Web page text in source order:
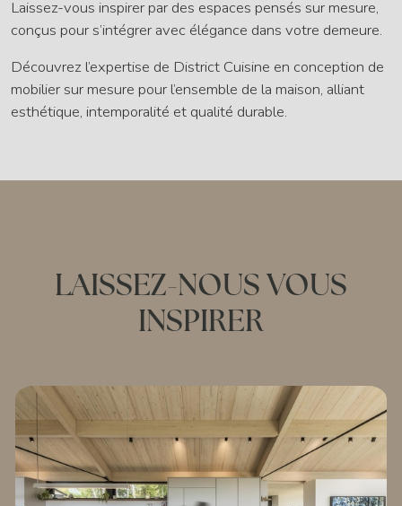
Laissez-vous inspirer par des espaces pensés sur mesure,
conçus pour s’intégrer avec élégance dans votre demeure.
Découvrez l’expertise de District Cuisine en conception de
mobilier sur mesure pour l’ensemble de la maison, alliant
esthétique, intemporalité et qualité durable.
LAISSEZ-NOUS VOUS
INSPIRER